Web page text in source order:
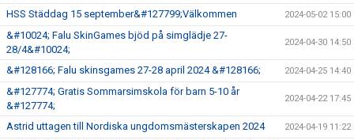
HSS Städdag 15 september&#127799;Välkommen 2024-05-02 15:00
&#10024; Falu SkinGames bjöd på simglädje 27-
28/4&#10024;
2024-04-30 14:50
&#128166; Falu skinsgames 27-28 april 2024 &#128166; 2024-04-25 14:40
&#127774; Gratis Sommarsimskola för barn 5-10 år
&#127774;
2024-04-22 17:45
Astrid uttagen till Nordiska ungdomsmästerskapen 2024 2024-04-19 11:22